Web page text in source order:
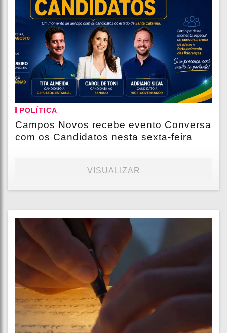
POLÍTICA
Campos Novos recebe evento Conversa
com os Candidatos nesta sexta-feira
VISUALIZAR